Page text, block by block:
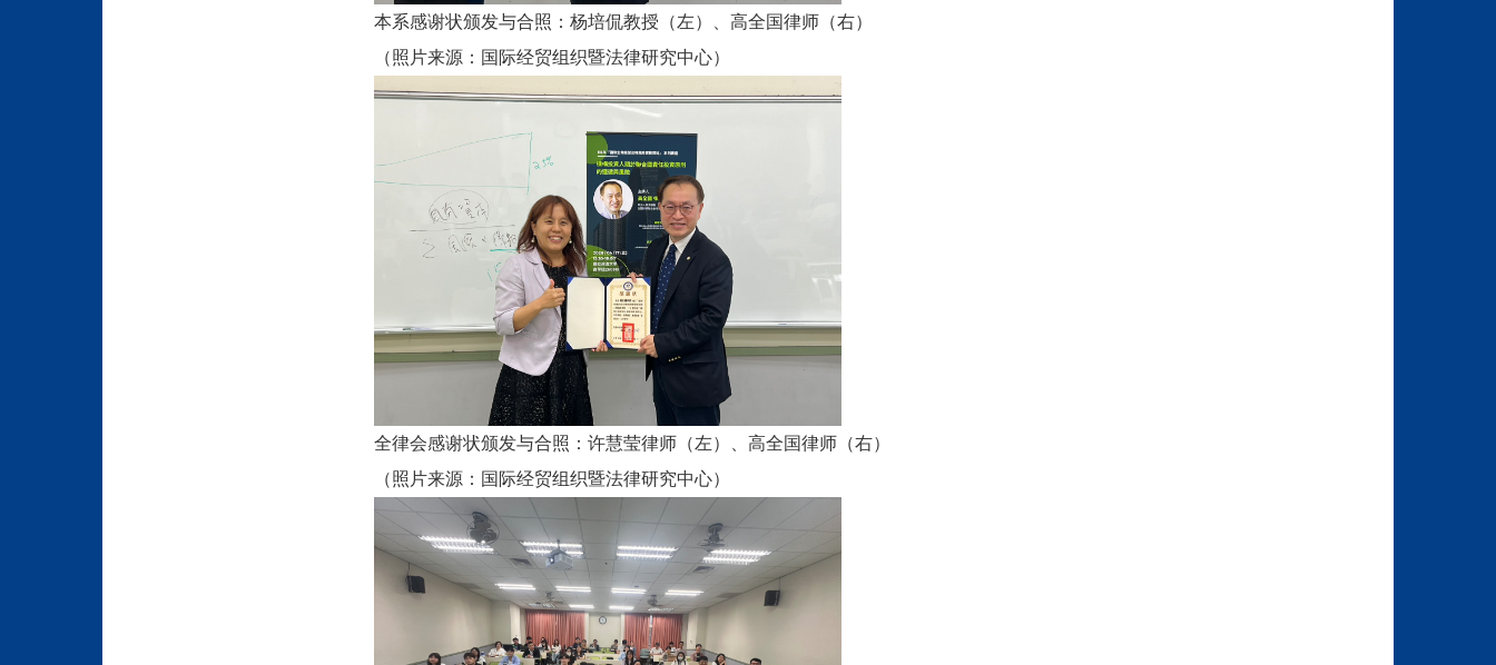
本系感谢状颁发与合照：杨培侃教授（左）、高全国律师（右）
（照片来源：国际经贸组织暨法律研究中心）
全律会感谢状颁发与合照：许慧莹律师（左）、高全国律师（右）
（照片来源：国际经贸组织暨法律研究中心）